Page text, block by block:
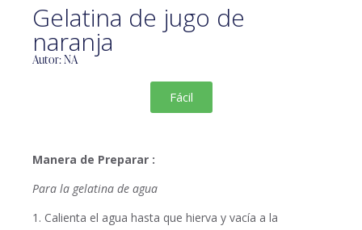
Gelatina de jugo de
naranja
Autor: NA
Fácil
Manera de Preparar :
Para la gelatina de agua
1. Calienta el agua hasta que hierva y vacía a la